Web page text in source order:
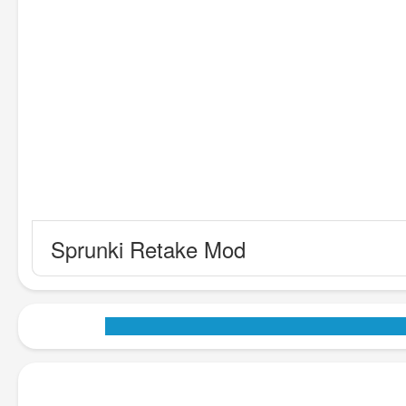
Sprunki Retake Mod